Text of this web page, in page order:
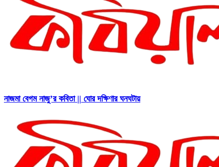
নাজমা বেগম নাজু’র কবিতা || ঘোর দক্ষিণার ঘনঘটায়